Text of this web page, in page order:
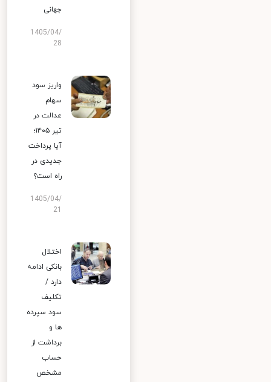
جهانی
1405/04/
28
واریز سود
سهام
عدالت در
تیر ۱۴۰۵؛
آیا پرداخت
جدیدی در
راه است؟
1405/04/
اختلال
بانکی ادامه
دارد /
تکلیف
سود سپرده
ها و
برداشت از
حساب
مشخص